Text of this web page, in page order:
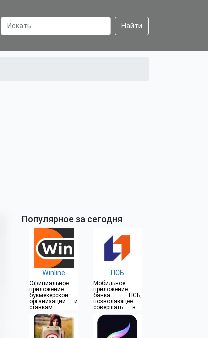
Найти
Популярное за сегодня
Winline
Официальное
приложение
букмекерской
организации и
ставкам на
спорт
ПСБ
Мобильное
приложение
банка ПСБ,
позволяющее
совершать все
операции прямо
из дома